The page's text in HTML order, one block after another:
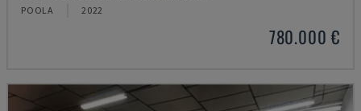
POOLA 2022
780.000 €